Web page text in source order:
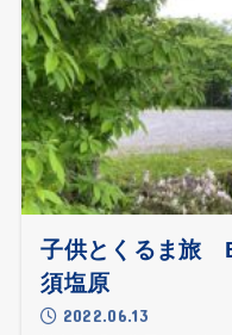
子供とくるま
須塩原
2022.06.13